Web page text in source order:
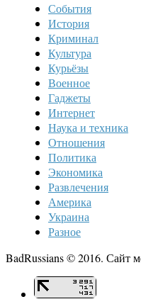
События
История
Криминал
Культура
Курьёзы
Военное
Гаджеты
Интернет
Наука и техника
Отношения
Политика
Экономика
Развлечения
Америка
Украина
Разное
BadRussians © 2016. Сайт